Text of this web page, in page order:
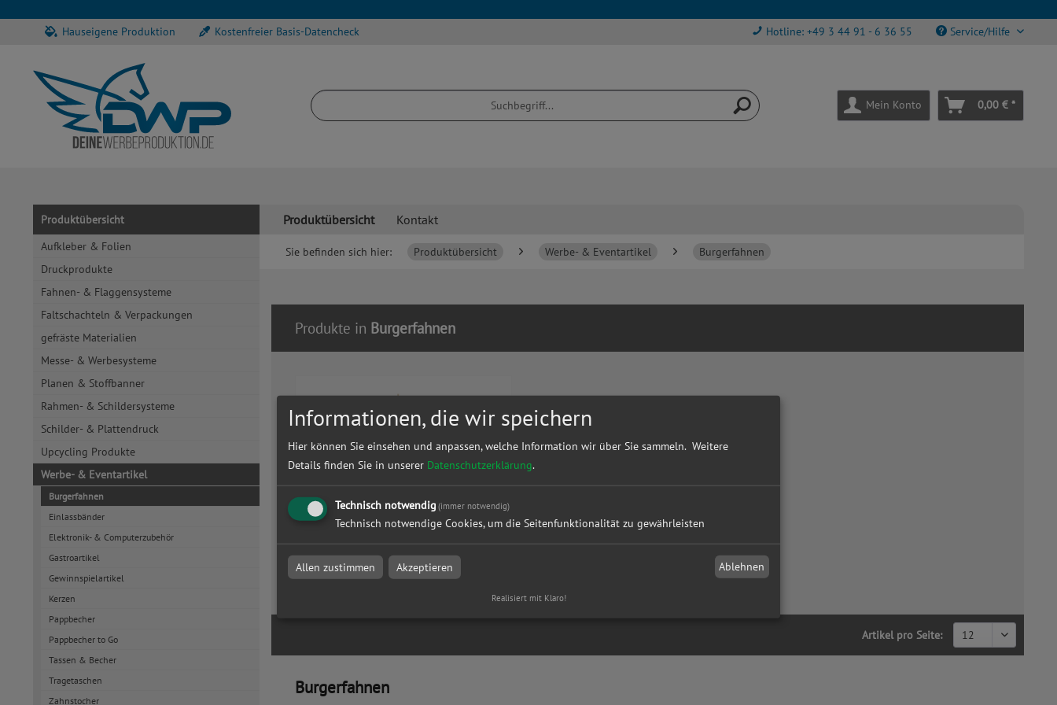
Hauseigene Produktion Kostenfreier Basis-Datencheck Hotline: +49 3 44 91 - 6 36 55 Service/Hilfe
Mein Konto 0,00 € *
Produktübersicht
Aufkleber & Folien
Druckprodukte
Fahnen- & Flaggensysteme
Faltschachteln & Verpackungen
gefräste Materialien
Messe- & Werbesysteme
Planen & Stoffbanner
Rahmen- & Schildersysteme
Schilder- & Plattendruck
Upcycling Produkte
Werbe- & Eventartikel
Burgerfahnen
Einlassbänder
Elektronik- & Computerzubehör
Gastroartikel
Gewinnspielartikel
Kerzen
Pappbecher
Pappbecher to Go
Tassen & Becher
Tragetaschen
Zahnstocher
Produktübersicht Kontakt
Sie befinden sich hier: Produktübersicht Werbe- & Eventartikel Burgerfahnen
Produkte in Burgerfahnen
Burgerfahnen | ca. 15 cm | beidseitig
bedruckt
zum Artikel
Artikel pro Seite:
Burgerfahnen
Informationen, die wir speichern
Hier können Sie einsehen und anpassen, welche Information wir über Sie sammeln. Weitere
Details finden Sie in unserer Datenschutzerklärung.
Technisch notwendig (immer notwendig)
Technisch notwendige Cookies, um die Seitenfunktionalität zu gewährleisten
Allen zustimmen Akzeptieren Ablehnen
Realisiert mit Klaro!